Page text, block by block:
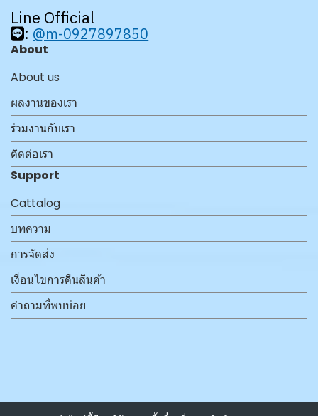
Line Official
: @m-0927897850
About
About us
ผลงานของเรา
ร่วมงานกับเรา
ติดต่อเรา
Support
Cattalog
บทความ
การจัดส่ง
เงื่อนไขการคืนสินค้า
คำถามที่พบบ่อย